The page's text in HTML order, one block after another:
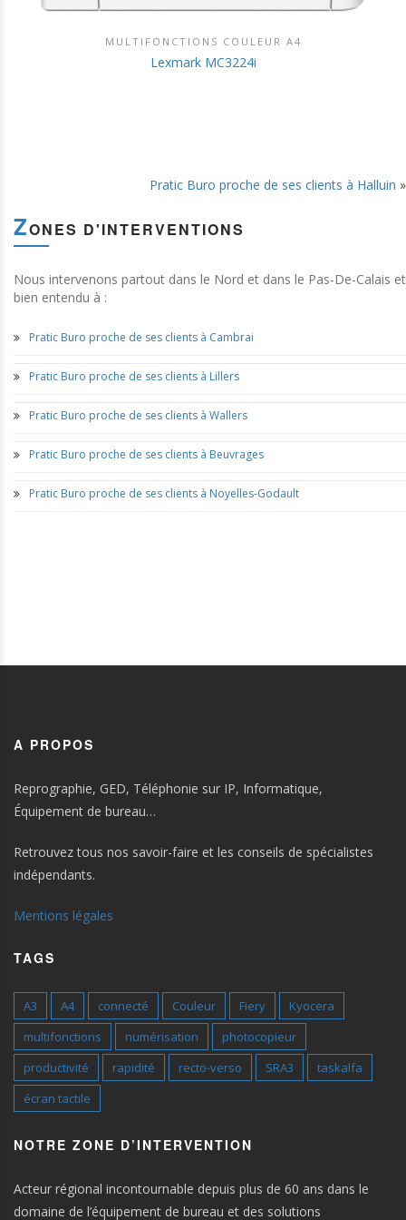
DÉCOUVRIR CE PRODUIT
MULTIFONCTIONS COULEUR A4
Lexmark MC3224i
Pratic Buro proche de ses clients à Halluin »
ZONES D'INTERVENTIONS
Nous intervenons partout dans le Nord et dans le Pas-De-Calais et
bien entendu à :
Pratic Buro proche de ses clients à Cambrai
Pratic Buro proche de ses clients à Lillers
Pratic Buro proche de ses clients à Wallers
Pratic Buro proche de ses clients à Beuvrages
Pratic Buro proche de ses clients à Noyelles-Godault
A PROPOS
Reprographie, GED, Téléphonie sur IP, Informatique,
Équipement de bureau…
Retrouvez tous nos savoir-faire et les conseils de spécialistes
indépendants.
Mentions légales
TAGS
A3 A4 connecté Couleur Fiery
Kyocera
multifonctions
numérisation
photocopieur
productivité
rapidité recto-verso SRA3
taskalfa
écran tactile
NOTRE ZONE D’INTERVENTION
Acteur régional incontournable depuis plus de 60 ans dans le
domaine de l’équipement de bureau et des solutions